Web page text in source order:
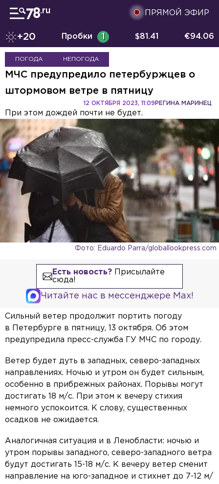
ПРЯМОЙ ЭФИР
+20 Пробки 1 $81.41 €94.06
ПОГОДА НЕПОГОДА
МЧС предупредило петербуржцев о
штормовом ветре в пятницу
РЕГИНА МАРИНЕЦ
12 ОКТЯБРЯ 2023, 11:09
При этом дождей почти не будет.
Фото: Eduardo Parra/globallookpress.com
Есть новость?Присылайте
сюда!
Читайте нас в мессенджере Max!
Сильный ветер продолжит портить погоду
в Петербурге в пятницу, 13 октября. Об этом
предупредила пресс-служба ГУ МЧС по городу.
Ветер будет дуть в западных, северо-западных
направлениях. Ночью и утром он будет сильным,
особенно в прибрежных районах. Порывы могут
достигать 18 м/с. При этом к вечеру стихия
немного успокоится. К слову, существенных
осадков не ожидается.
Аналогичная ситуация и в Ленобласти: ночью и
утром порывы западного, северо-западного ветра
будут достигать 15-18 м/с. К вечеру ветер сменит
направление на юго-западное и стихнет до 7-12 м/